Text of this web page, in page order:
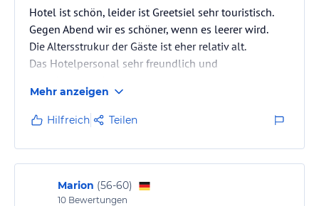
Hotel ist schön, leider ist Greetsiel sehr touristisch.
Gegen Abend wir es schöner, wenn es leerer wird.
Die Altersstrukur der Gäste ist eher relativ alt.
Das Hotelpersonal sehr freundlich und
Mehr anzeigen
Hilfreich Teilen
Marion (56-60)
10 Bewertungen